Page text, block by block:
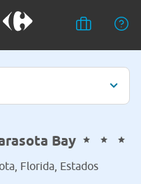
Bay
Florida, Estados